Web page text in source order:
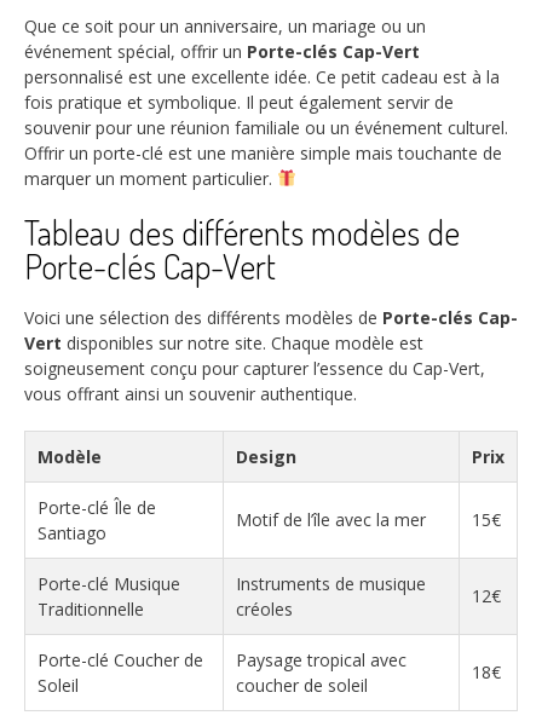
Que ce soit pour un anniversaire, un mariage ou un
événement spécial, offrir un Porte-clés Cap-Vert
personnalisé est une excellente idée. Ce petit cadeau est à la
fois pratique et symbolique. Il peut également servir de
souvenir pour une réunion familiale ou un événement culturel.
Offrir un porte-clé est une manière simple mais touchante de
marquer un moment particulier.
Tableau des différents modèles de
Porte-clés Cap-Vert
Voici une sélection des différents modèles de Porte-clés Cap-
Vert disponibles sur notre site. Chaque modèle est
soigneusement conçu pour capturer l’essence du Cap-Vert,
vous offrant ainsi un souvenir authentique.
Modèle Design Prix
Porte-clé Île de
Santiago
Motif de l’île avec la mer 15€
Porte-clé Musique
Traditionnelle
Instruments de musique
créoles
12€
Porte-clé Coucher de
Soleil
Paysage tropical avec
coucher de soleil
18€